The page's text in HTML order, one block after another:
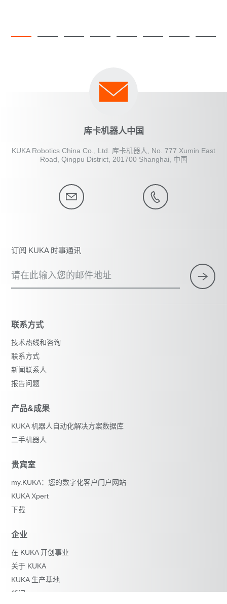
库卡机器人中国
KUKA Robotics China Co., Ltd. 库卡机器人, No. 777 Xumin East
Road, Qingpu District, 201700 Shanghai, 中国
订阅 KUKA 时事通讯
请在此输入您的邮件地址
联系方式
技术热线和咨询
联系方式
新闻联系人
报告问题
产品&成果
KUKA 机器人自动化解决方案数据库
二手机器人
贵宾室
my.KUKA：您的数字化客户门户网站
KUKA Xpert
下载
企业
在 KUKA 开创事业
关于 KUKA
KUKA 生产基地
新闻